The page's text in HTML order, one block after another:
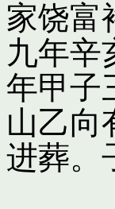
家饶富
九年辛
年甲子
山乙向
进葬。